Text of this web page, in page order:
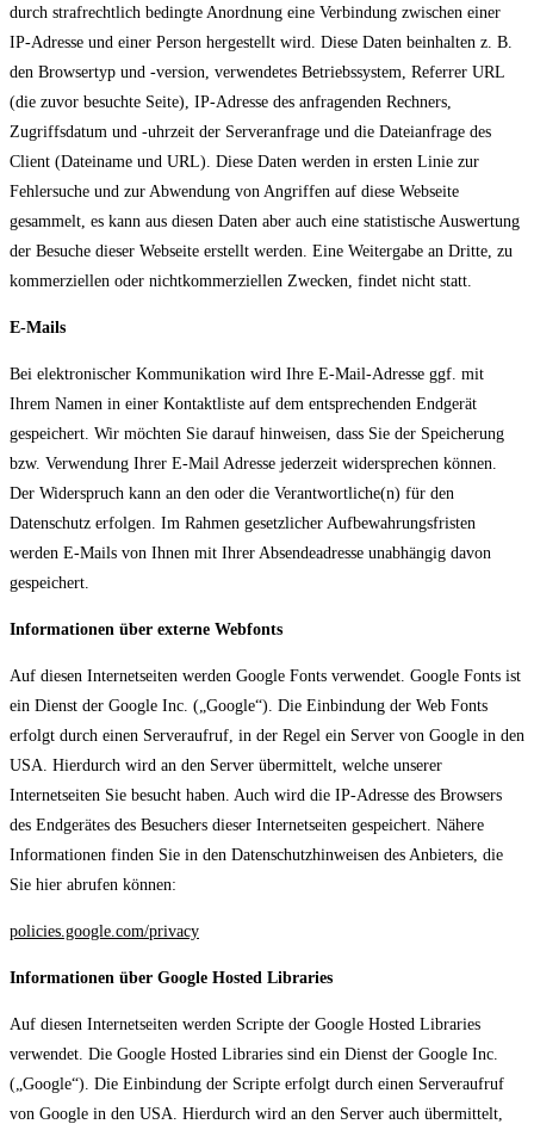
durch strafrechtlich bedingte Anordnung eine Verbindung zwischen einer
IP-Adresse und einer Person hergestellt wird. Diese Daten beinhalten z. B.
den Browsertyp und -version, verwendetes Betriebssystem, Referrer URL
(die zuvor besuchte Seite), IP-Adresse des anfragenden Rechners,
Zugriffsdatum und -uhrzeit der Serveranfrage und die Dateianfrage des
Client (Dateiname und URL). Diese Daten werden in ersten Linie zur
Fehlersuche und zur Abwendung von Angriffen auf diese Webseite
gesammelt, es kann aus diesen Daten aber auch eine statistische Auswertung
der Besuche dieser Webseite erstellt werden. Eine Weitergabe an Dritte, zu
kommerziellen oder nichtkommerziellen Zwecken, findet nicht statt.
E-Mails
Bei elektronischer Kommunikation wird Ihre E-Mail-Adresse ggf. mit
Ihrem Namen in einer Kontaktliste auf dem entsprechenden Endgerät
gespeichert. Wir möchten Sie darauf hinweisen, dass Sie der Speicherung
bzw. Verwendung Ihrer E-Mail Adresse jederzeit widersprechen können.
Der Widerspruch kann an den oder die Verantwortliche(n) für den
Datenschutz erfolgen. Im Rahmen gesetzlicher Aufbewahrungsfristen
werden E-Mails von Ihnen mit Ihrer Absendeadresse unabhängig davon
gespeichert.
Informationen über externe Webfonts
Auf diesen Internetseiten werden Google Fonts verwendet. Google Fonts ist
ein Dienst der Google Inc. („Google“). Die Einbindung der Web Fonts
erfolgt durch einen Serveraufruf, in der Regel ein Server von Google in den
USA. Hierdurch wird an den Server übermittelt, welche unserer
Internetseiten Sie besucht haben. Auch wird die IP-Adresse des Browsers
des Endgerätes des Besuchers dieser Internetseiten gespeichert. Nähere
Informationen finden Sie in den Datenschutzhinweisen des Anbieters, die
Sie hier abrufen können:
policies.google.com/privacy
Informationen über Google Hosted Libraries
Auf diesen Internetseiten werden Scripte der Google Hosted Libraries
verwendet. Die Google Hosted Libraries sind ein Dienst der Google Inc.
(„Google“). Die Einbindung der Scripte erfolgt durch einen Serveraufruf
von Google in den USA. Hierdurch wird an den Server auch übermittelt,